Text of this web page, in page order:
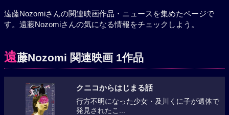
遠藤Nozomiさんの関連映画作品・ニュースを集めたページで
す。遠藤Nozomiさんの気になる情報をチェックしよう。
遠藤Nozomi 関連映画 1作品
クニコからはじまる話
行方不明になった少女・及川くに子が遺体で
発見されたこ...